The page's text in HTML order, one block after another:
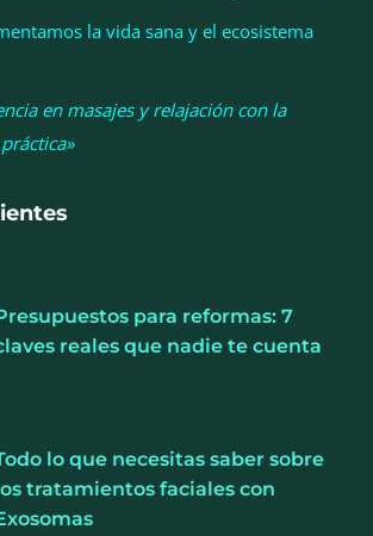
aftersun, actúa en la
la piel después del sol
buscan verse mejor sin
según la Clínica Mética
la vida sana y el ecosistema
en masajes y relajación con la
para reformas: 7
reales que nadie te cuenta
lo que necesitas saber sobre
los tratamientos faciales con